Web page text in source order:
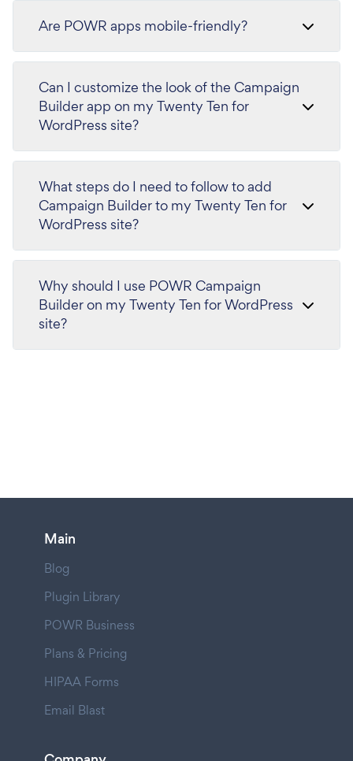
Are POWR apps mobile-friendly?
Can I customize the look of the Campaign
Builder app on my Twenty Ten for
WordPress site?
What steps do I need to follow to add
Campaign Builder to my Twenty Ten for
WordPress site?
Why should I use POWR Campaign
Builder on my Twenty Ten for WordPress
site?
Main
Blog
Plugin Library
POWR Business
Plans & Pricing
HIPAA Forms
Email Blast